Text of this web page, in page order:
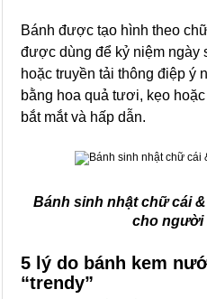
Bánh được tạo hình theo
được dùng để kỷ niệm ngày
hoặc truyền tải thông điệp ý
bằng hoa quả tươi, kẹo
bắt mắt và hấp dẫn.
Bánh sinh nhật chữ cái
cho người
5 lý do bánh kem
“trendy”